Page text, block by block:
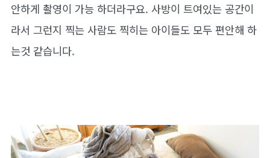
안하게 촬영이 가능 하더라구요. 사방이 트여있는 공간이
라서 그런지 찍는 사람도 찍히는 아이들도 모두 편안해 하
는것 같습니다.